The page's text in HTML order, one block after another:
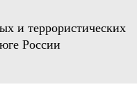
и террористических
России